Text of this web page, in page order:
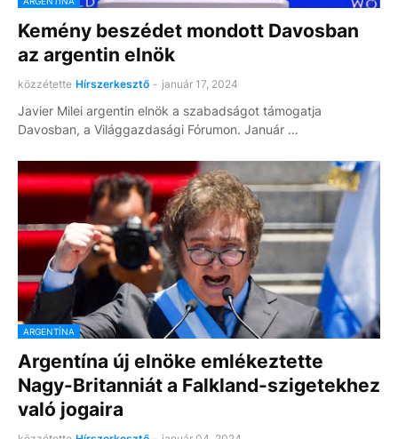
Kemény beszédet mondott Davosban
az argentin elnök
közzétette Hírszerkesztő - január 17, 2024
Javier Milei argentin elnök a szabadságot támogatja
Davosban, a Világgazdasági Fórumon. Január …
ARGENTÍNA
Argentína új elnöke emlékeztette
Nagy-Britanniát a Falkland-szigetekhez
való jogaira